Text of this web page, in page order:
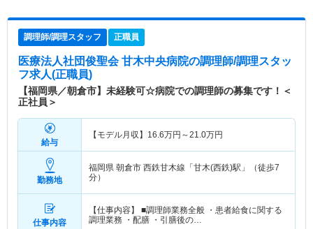
調理師/調理スタッフ 正職員
医療法人社団俊聖会 甘木中央病院の調理師/調理スタッ
フ求人(正職員)
【福岡県／朝倉市】未経験可☆病院での調理師の募集です！＜
正社員＞
給与
【モデル月収】 16.6万円～21.0万円
勤務地
福岡県 朝倉市 西鉄甘木線「甘木(西鉄)駅」（徒歩7
分）
仕事内容
【仕事内容】 ■調理師業務全般 ・患者給食に関する
調理業務 ・配膳 ・引膳後の…